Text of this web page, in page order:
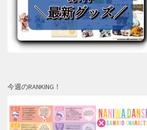
今週のRANKING！